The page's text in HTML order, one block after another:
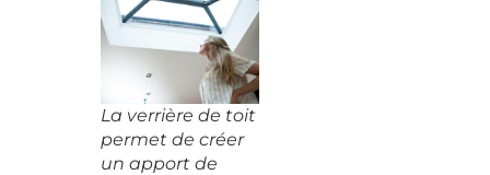
La verrière de toit
permet de créer
un apport de